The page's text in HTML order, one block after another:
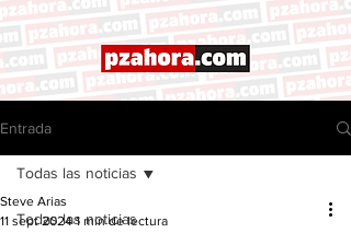
Entrada
Todas las noticias
Todas las noticias
Steve Arias
11 sept 2024 1 min de lectura